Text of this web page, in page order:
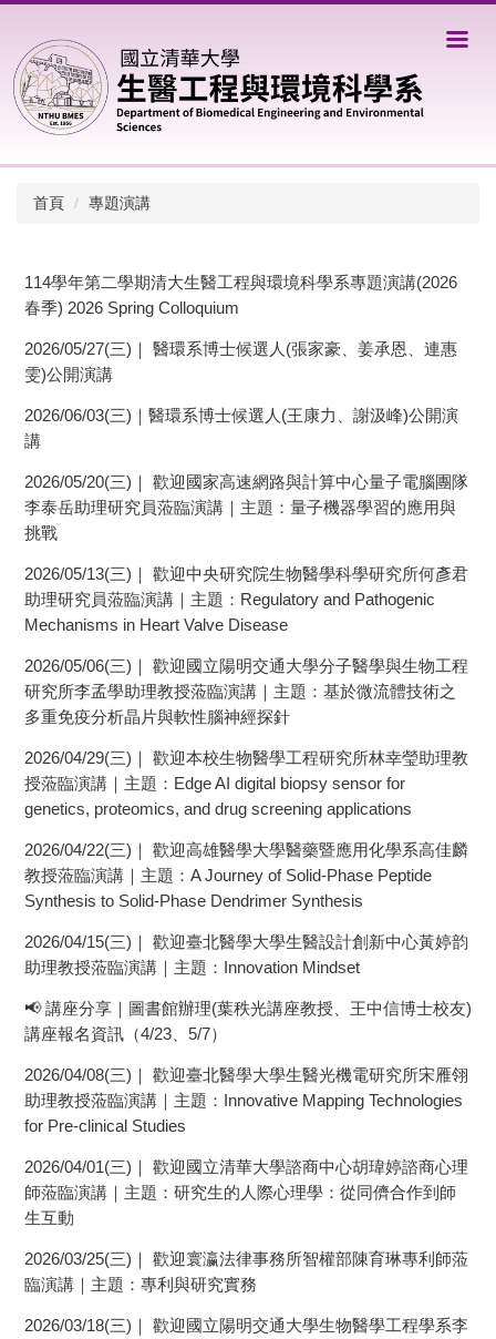
主
要
內
首頁 專題演講
114學年第二學期清大生醫工程與環境科學系專題演講(2026
春季) 2026 Spring Colloquium
2026/05/27(三)｜ 醫環系博士候選人(張家豪、姜承恩、連惠
雯)公開演講
2026/06/03(三)｜醫環系博士候選人(王康力、謝汲峰)公開演
講
2026/05/20(三)｜ 歡迎國家高速網路與計算中心量子電腦團隊
李泰岳助理研究員蒞臨演講｜主題：量子機器學習的應用與
挑戰
2026/05/13(三)｜ 歡迎中央研究院生物醫學科學研究所何彥君
助理研究員蒞臨演講｜主題：Regulatory and Pathogenic
Mechanisms in Heart Valve Disease
2026/05/06(三)｜ 歡迎國立陽明交通大學分子醫學與生物工程
研究所李孟學助理教授蒞臨演講｜主題：基於微流體技術之
多重免疫分析晶片與軟性腦神經探針
2026/04/29(三)｜ 歡迎本校生物醫學工程研究所林幸瑩助理教
授蒞臨演講｜主題：Edge AI digital biopsy sensor for
genetics, proteomics, and drug screening applications
2026/04/22(三)｜ 歡迎高雄醫學大學醫藥暨應用化學系高佳麟
教授蒞臨演講｜主題：A Journey of Solid-Phase Peptide
Synthesis to Solid-Phase Dendrimer Synthesis
2026/04/15(三)｜ 歡迎臺北醫學大學生醫設計創新中心黃婷韵
助理教授蒞臨演講｜主題：Innovation Mindset
📢 講座分享｜圖書館辦理(葉秩光講座教授、王中信博士校友)
講座報名資訊（4/23、5/7）
2026/04/08(三)｜ 歡迎臺北醫學大學生醫光機電研究所宋雁翎
助理教授蒞臨演講｜主題：Innovative Mapping Technologies
for Pre-clinical Studies
2026/04/01(三)｜ 歡迎國立清華大學諮商中心胡瑋婷諮商心理
師蒞臨演講｜主題：研究生的人際心理學：從同儕合作到師
生互動
2026/03/25(三)｜ 歡迎寰瀛法律事務所智權部陳育琳專利師蒞
臨演講｜主題：專利與研究實務
2026/03/18(三)｜ 歡迎國立陽明交通大學生物醫學工程學系李